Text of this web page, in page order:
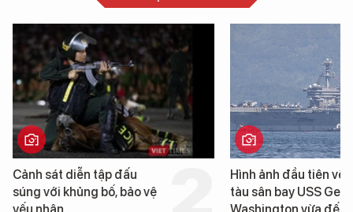
Cảnh sát diễn tập đấu
súng với khủng bố, bảo vệ
yếu nhân
Hình ảnh đầu tiên về
tàu sân bay USS
Washington vừa đến